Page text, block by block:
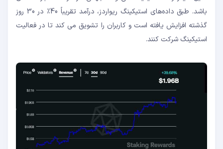
باشد. طبق داده‌های استیکینگ ریواردز، درآمد تقریباً 40٪ در 30 روز
گذشته افزایش یافته است و کاربران را تشویق می کند تا در فعالیت
استیکینگ شرکت کنند.